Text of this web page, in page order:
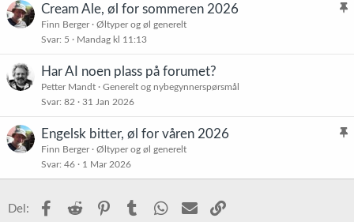
K
Cream Ale, øl for sommeren 2026
Finn Berger
Øltyper og øl generelt
Svar 5 Mandag kl 11:13
Har AI noen plass på forumet?
Petter Mandt
Generelt og nybegynnerspørsmål
Svar 82 31 Jan 2026
K
s
Engelsk bitter, øl for våren 2026
Finn Berger
Øltyper og øl generelt
Svar 46 1 Mar 2026
Del: Facebook
Reddit PinterestTumblr WhatsApp
E-post